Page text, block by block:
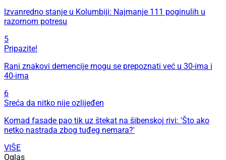
Izvanredno stanje u Kolumbiji: Najmanje 111 poginulih u
razornom potresu
5
Pripazite!
Rani znakovi demencije mogu se prepoznati već u 30-ima i
40-ima
6
Sreća da nitko nije ozlijeđen
Komad fasade pao tik uz štekat na šibenskoj rivi: 'Što ako
netko nastrada zbog tuđeg nemara?'
VIŠE
Oglas